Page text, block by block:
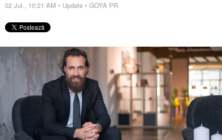
02 Jul., 10:21 AM • Update • GOYA PR